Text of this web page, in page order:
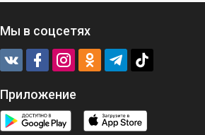
Мы в соцсетях
Приложение